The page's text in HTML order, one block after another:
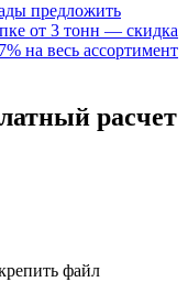
предложить
от 3 тонн — скидка
на весь ассортимент
расчет
файл